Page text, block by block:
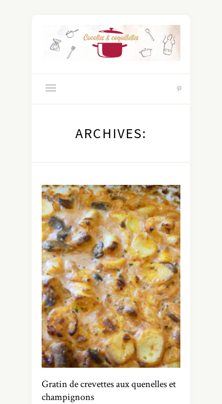
ARCHIVES:
Gratin de crevettes aux quenelles et
champignons